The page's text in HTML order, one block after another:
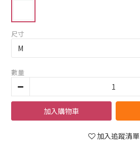
尺寸
數量
加入購物車
加入追蹤清單